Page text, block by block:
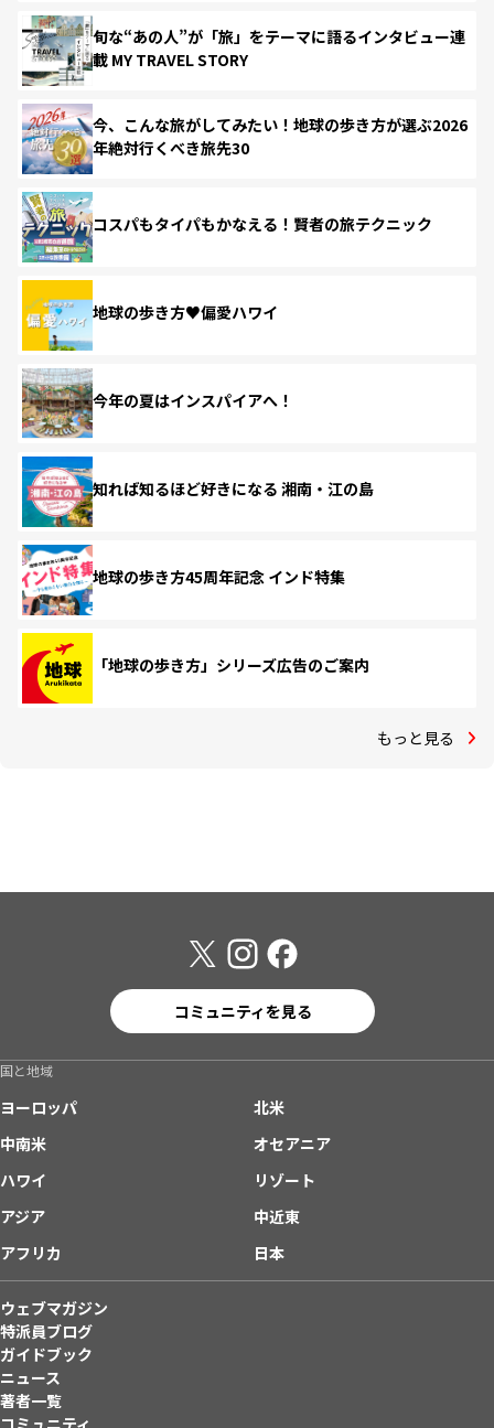
旬な“あの人”が「旅」をテーマに語るインタビュー連
載 MY TRAVEL STORY
今、こんな旅がしてみたい！地球の歩き方が選ぶ2026
年絶対行くべき旅先30
コスパもタイパもかなえる！賢者の旅テクニック
地球の歩き方♥偏愛ハワイ
今年の夏はインスパイアへ！
知れば知るほど好きになる 湘南・江の島
地球の歩き方45周年記念 インド特集
「地球の歩き方」シリーズ広告のご案内
もっと見る
コミュニティを見る
国と地域
ヨーロッパ
北米
中南米
オセアニア
ハワイ
リゾート
アジア
中近東
アフリカ
日本
ウェブマガジン
特派員ブログ
ガイドブック
ニュース
著者一覧
コミュニティ